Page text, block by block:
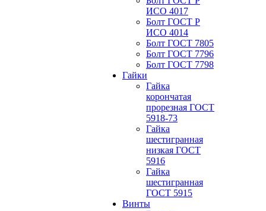
ИСО 4017
Болт ГОСТ Р
ИСО 4014
Болт ГОСТ 7805
Болт ГОСТ 7796
Болт ГОСТ 7798
Гайки
Гайка
корончатая
прорезная ГОСТ
5918-73
Гайка
шестигранная
низкая ГОСТ
5916
Гайка
шестигранная
ГОСТ 5915
Винты